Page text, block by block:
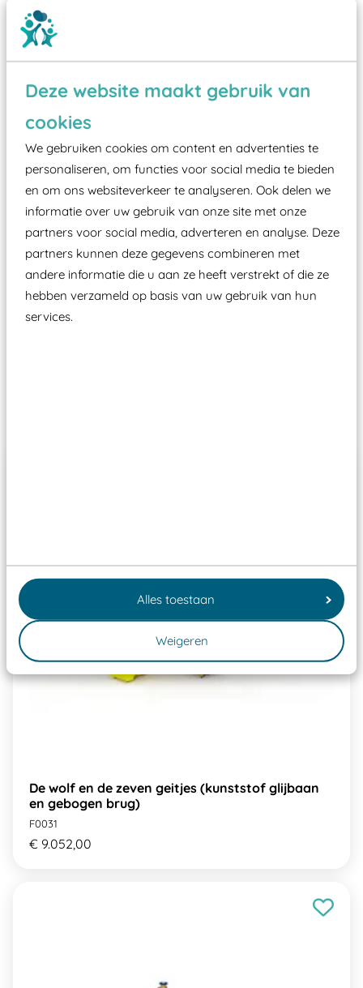
Deze website maakt gebruik van
cookies
We gebruiken cookies om content en advertenties te
personaliseren, om functies voor social media te bieden
en om ons websiteverkeer te analyseren. Ook delen we
informatie over uw gebruik van onze site met onze
partners voor social media, adverteren en analyse. Deze
partners kunnen deze gegevens combineren met
andere informatie die u aan ze heeft verstrekt of die ze
hebben verzameld op basis van uw gebruik van hun
services.
Alles toestaan
Weigeren
Wist je dat:
valondergrond onder speeltoestellen verplicht is
zoals kunstgras, rubber tegels of boomschors?
Elk speeltoestel in de openbare ruimte voorzien
moet zijn van een typekeuring, -plaatje en
certificering, uitgegeven door een Nederlands
aangewezen keuringsinstantie?
Wij ook speeltoestellen kunnen laten keuren zodat
ze toch binnen het Warenwetbesluit Attractie- en
De wolf en de zeven geitjes (kunststof glijbaan
en gebogen brug)
F0031
€ 9.052,00